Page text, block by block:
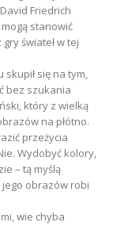
Friedrich
stanowić
świateł w tej
skupił się na tym,
bez szukania
który z wielką
na płótno.
przeżycia
Wydobyć kolory,
– tą myślą
jego obrazów robi
wie chyba